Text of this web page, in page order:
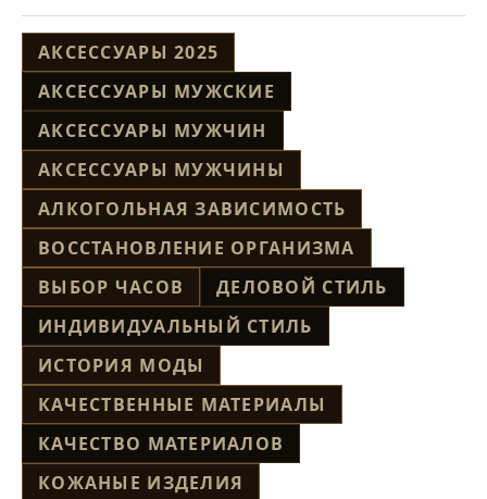
АКСЕССУАРЫ 2025
АКСЕССУАРЫ МУЖСКИЕ
АКСЕССУАРЫ МУЖЧИН
АКСЕССУАРЫ МУЖЧИНЫ
АЛКОГОЛЬНАЯ ЗАВИСИМОСТЬ
ВОССТАНОВЛЕНИЕ ОРГАНИЗМА
ВЫБОР ЧАСОВ
ДЕЛОВОЙ СТИЛЬ
ИНДИВИДУАЛЬНЫЙ СТИЛЬ
ИСТОРИЯ МОДЫ
КАЧЕСТВЕННЫЕ МАТЕРИАЛЫ
КАЧЕСТВО МАТЕРИАЛОВ
КОЖАНЫЕ ИЗДЕЛИЯ